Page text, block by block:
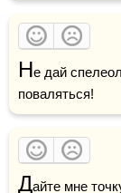
Не дай
поваляться!
Дайте мне